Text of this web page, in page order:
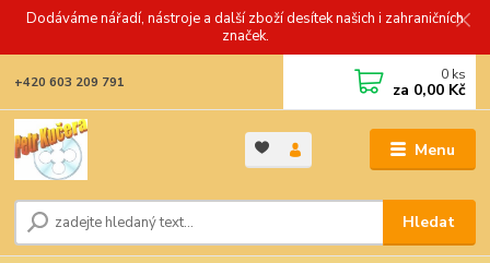
Dodáváme nářadí, nástroje a další zboží desítek našich i zahraničních
značek.
Menu
Hledat
+420 603 209 791 0 ks
za 0,00 Kč